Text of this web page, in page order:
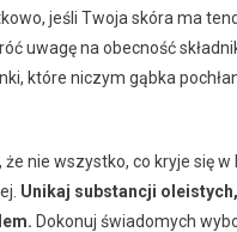
jeśli Twoja skóra ma
uwagę na obecność
które niczym gąbka
że nie wszystko, co kryje się w
Unikaj substancji
Dokonuj świadomych